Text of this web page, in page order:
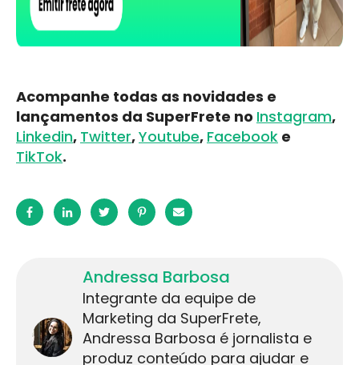
Acompanhe todas as novidades e
lançamentos da SuperFrete no Instagram,
Linkedin, Twitter,Youtube, Facebook e
TikTok.
Andressa Barbosa
Integrante da equipe de
Marketing da SuperFrete,
Andressa Barbosa é jornalista e
produz conteúdo para ajudar e